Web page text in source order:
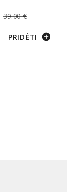
39.00 €
PRIDĖTI add_circle